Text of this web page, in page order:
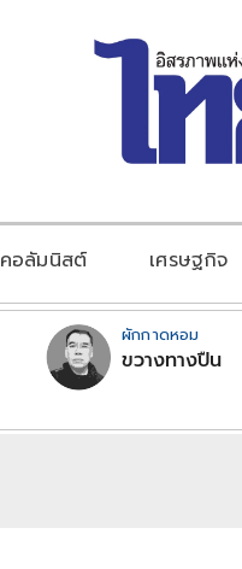
คอลัมนิสต์ เศรษฐกิจ
ผักกาดหอม
ขวางทางปืน